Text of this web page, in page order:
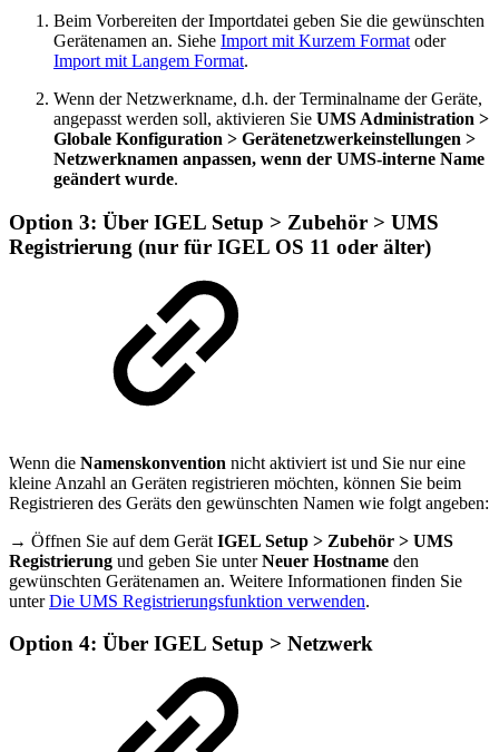
Beim Vorbereiten der Importdatei geben Sie die gewünschten
Gerätenamen an. Siehe Import mit Kurzem Format oder
Import mit Langem Format.
Wenn der Netzwerkname, d.h. der Terminalname der Geräte,
angepasst werden soll, aktivieren Sie UMS Administration >
Globale Konfiguration > Gerätenetzwerkeinstellungen >
Netzwerknamen anpassen, wenn der UMS-interne Name
geändert wurde.
Option 3: Über IGEL Setup > Zubehör > UMS
Registrierung (nur für IGEL OS 11 oder älter)
Wenn die Namenskonvention nicht aktiviert ist und Sie nur eine
kleine Anzahl an Geräten registrieren möchten, können Sie beim
Registrieren des Geräts den gewünschten Namen wie folgt angeben:
→ Öffnen Sie auf dem Gerät IGEL Setup > Zubehör > UMS
Registrierung und geben Sie unterNeuer Hostname den
gewünschten Gerätenamen an. Weitere Informationen finden Sie
unterDie UMS Registrierungsfunktion verwenden.
Option 4: Über IGEL Setup > Netzwerk